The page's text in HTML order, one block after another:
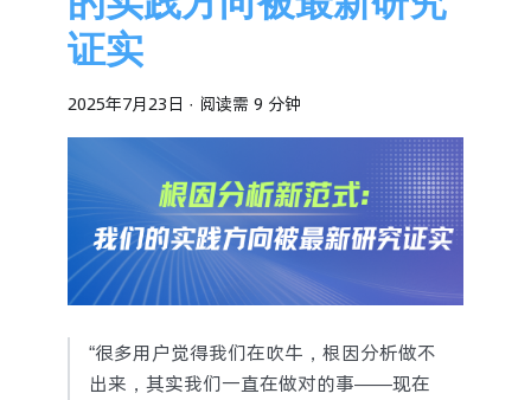
证实
2025年7月23日 · 阅读需 9 分钟
“很多用户觉得我们在吹牛，根因分析做不
出来，其实我们一直在做对的事——现在